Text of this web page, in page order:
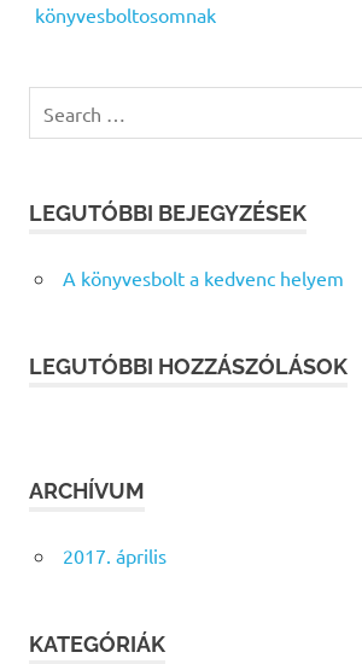
könyvesboltosomnak
for:
LEGUTÓBBI BEJEGYZÉSEK
A könyvesbolt a kedvenc helyem
LEGUTÓBBI HOZZÁSZÓLÁSOK
ARCHÍVUM
2017. április
KATEGÓRIÁK